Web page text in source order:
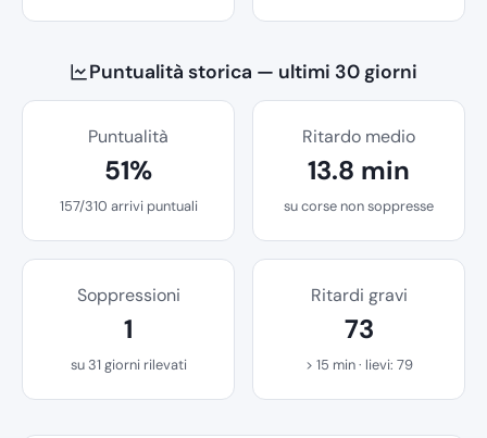
Puntualità storica — ultimi 30 giorni
Puntualità
51%
157/310 arrivi puntuali
Ritardo medio
13.8 min
su corse non soppresse
Soppressioni
1
su 31 giorni rilevati
Ritardi gravi
73
> 15 min · lievi: 79